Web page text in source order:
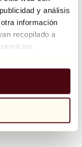
y análisis
información
recopilado a